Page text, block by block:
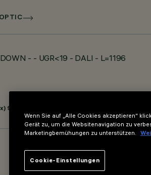
- - UGR<19 - DALI - L=1196
95
Wenn Sie auf „Alle Cookies akzeptieren“
Gerät zu, um die Websitenavigation zu
Marketingbemühungen zu unterstützen.
Cookie-Einstellungen